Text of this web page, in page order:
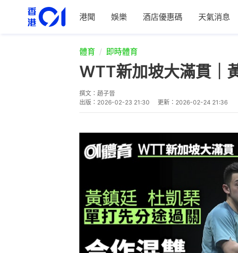
港聞 娛樂 酒店優惠碼 天氣消息
體育 即時體育
WTT新加坡大滿貫｜
撰文： 趙子晉
出版： 2026-02-23 21:30 更新： 2026-02-24 21:36